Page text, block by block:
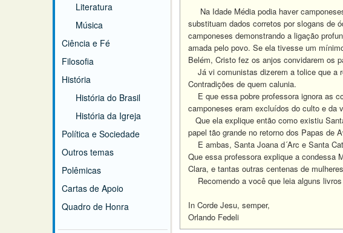
Literatura
Música
Ciência e Fé
Filosofia
História
História do Brasil
História da Igreja
Política e Sociedade
Outros temas
Polêmicas
Cartas de Apoio
Quadro de Honra
Na Idade Média podia haver
substituam dados corretos por slogans de
camponeses demonstrando a ligação
amada pelo povo. Se ela tivesse um
Belém, Cristo fez os anjos convidarem os
Já vi comunistas dizerem a tolice que a
Contradições de quem calunia.
E que essa pobre professora ignora as
camponeses eram excluídos do culto e da
Que ela explique então como existiu
papel tão grande no retorno dos Papas de
E ambas, Santa Joana d´Arc e Santa
Que essa professora explique a condessa
Clara, e tantas outras centenas de
Recomendo a você que leia alguns
In Corde Jesu, semper,
Orlando Fedeli